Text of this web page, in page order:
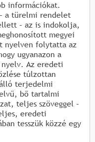
információkat.
a türelmi rendelet
– az is indokolja,
megyei
nyelven folytatta az
ugyanazon a
Az eredeti
túlzottan
terjedelmi
bő tartalmi
teljes szöveggel –
eredeti
tesszük közzé egy